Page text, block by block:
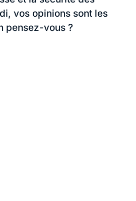
vos opinions sont les
pensez-vous ?